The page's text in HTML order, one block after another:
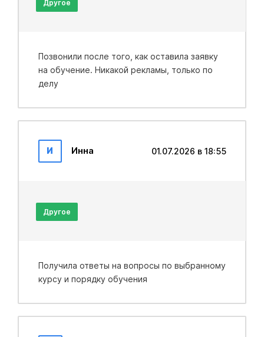
Другое
Позвонили после того, как оставила заявку
на обучение. Никакой рекламы, только по
делу
И Инна 01.07.2026 в 18:55
Другое
Получила ответы на вопросы по выбранному
курсу и порядку обучения